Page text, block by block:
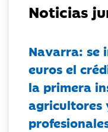
Noticias
Navarra: se
euros el
la primera
agricultores